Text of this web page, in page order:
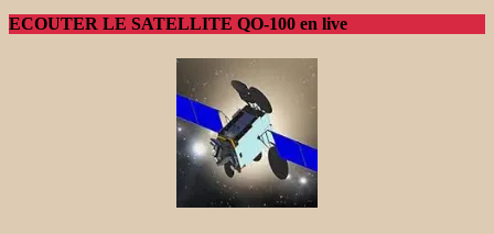
ECOUTER LE SATELLITE QO-100 en live